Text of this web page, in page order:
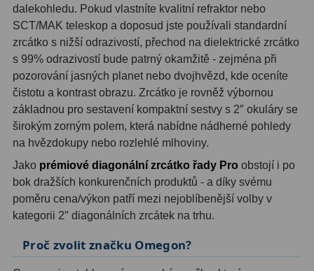
Deep-Sky kamery 28
Guiding kamery14
T-kroužky 16
Adaptéry projekční11
Adaptéry T239
Adaptéry M4833
Filtry L-RGB7
Filtry IR-Block10
dalekohledu. Pokud vlastníte kvalitní refraktor nebo
SCT/MAK teleskop a doposud jste používali standardní
zrcátko s nižší odrazivostí, přechod na dielektrické zrcátko
s 99% odrazivostí bude patrný okamžitě - zejména při
pozorování jasných planet nebo dvojhvězd, kde oceníte
čistotu a kontrast obrazu. Zrcátko je rovněž výbornou
základnou pro sestavení kompaktní sestvy s 2″ okuláry se
širokým zorným polem, která nabídne nádherné pohledy
na hvězdokupy nebo rozlehlé mlhoviny.
Jako prémiové diagonální zrcátko řady Pro obstojí i po
bok dražších konkurenčních produktů - a díky svému
poměru cena/výkon patří mezi nejoblíbenější volby v
kategorii 2″ diagonálních zrcátek na trhu.
Proč zvolit značku Omegon?